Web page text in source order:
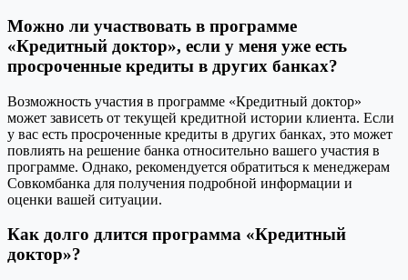
Можно ли участвовать в программе
«Кредитный доктор», если у меня уже есть
просроченные кредиты в других банках?
Возможность участия в программе «Кредитный доктор»
может зависеть от текущей кредитной истории клиента. Если
у вас есть просроченные кредиты в других банках, это может
повлиять на решение банка относительно вашего участия в
программе. Однако, рекомендуется обратиться к менеджерам
Совкомбанка для получения подробной информации и
оценки вашей ситуации.
Как долго длится программа «Кредитный
доктор»?